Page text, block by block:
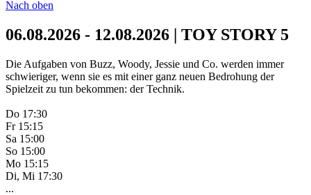
Nach oben
06.08.2026 - 12.08.2026 | TOY STORY 5
Die Aufgaben von Buzz, Woody, Jessie und Co. werden immer
schwieriger, wenn sie es mit einer ganz neuen Bedrohung der
Spielzeit zu tun bekommen: der Technik.
Do 17:30
Fr 15:15
Sa 15:00
So 15:00
Mo 15:15
Di, Mi 17:30
...